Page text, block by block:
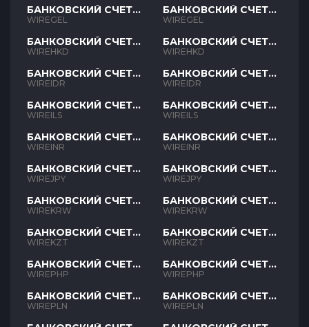
БАНКОВСКИЙ СЧЕТ
GEL
WIREGEL
БАНКОВСКИЙ СЧЕТ
HKD
WIREHKD
БАНКОВСКИЙ СЧЕТ
IDR
WIREIDR
БАНКОВСКИЙ СЧЕТ
ILS
WIREILS
БАНКОВСКИЙ СЧЕТ
INR
WIREINR
БАНКОВСКИЙ СЧЕТ
JPY
WIREJPY
БАНКОВСКИЙ СЧЕТ
KRW
WIREKRW
БАНКОВСКИЙ СЧЕТ
KZT
WIREKZT
БАНКОВСКИЙ СЧЕТ
PHP
WIREPHP
БАНКОВСКИЙ СЧЕТ
PLN
WIREPLN
БАНКОВСКИЙ СЧЕТ
GEL
WIREGEL
БАНКОВСКИЙ СЧЕТ
HKD
WIREHKD
БАНКОВСКИЙ СЧЕТ
IDR
WIREIDR
БАНКОВСКИЙ СЧЕТ
ILS
WIREILS
БАНКОВСКИЙ СЧЕТ
INR
WIREINR
БАНКОВСКИЙ СЧЕТ
JPY
WIREJPY
БАНКОВСКИЙ СЧЕТ
KRW
WIREKRW
БАНКОВСКИЙ СЧЕТ
KZT
WIREKZT
БАНКОВСКИЙ СЧЕТ
PHP
WIREPHP
БАНКОВСКИЙ СЧЕТ
PLN
WIREPLN